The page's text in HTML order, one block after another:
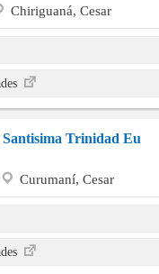
Chiriguaná, Cesar
Trinidad Eu
Curumaní, Cesar